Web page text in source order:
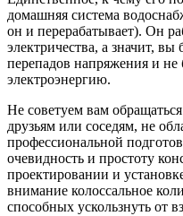
домашняя система
он и перерабатывает). Он
электричества, а значит,
перепадов напряжения и
электроэнергию.
Не советуем вам
друзьям или соседям, не
профессиональной
очевидность и простоту
проектировании и
внимание колоссальное
способных ускользнуть от